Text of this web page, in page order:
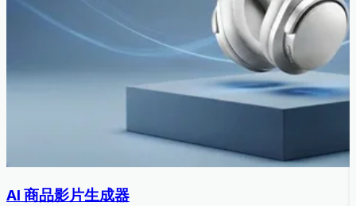
AI 商品影片生成器